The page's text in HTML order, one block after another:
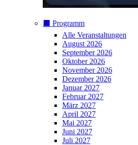
⬛️ Programm
Alle Veranstaltungen
August 2026
September 2026
Oktober 2026
November 2026
Dezember 2026
Januar 2027
Februar 2027
März 2027
April 2027
Mai 2027
Juni 2027
Juli 2027